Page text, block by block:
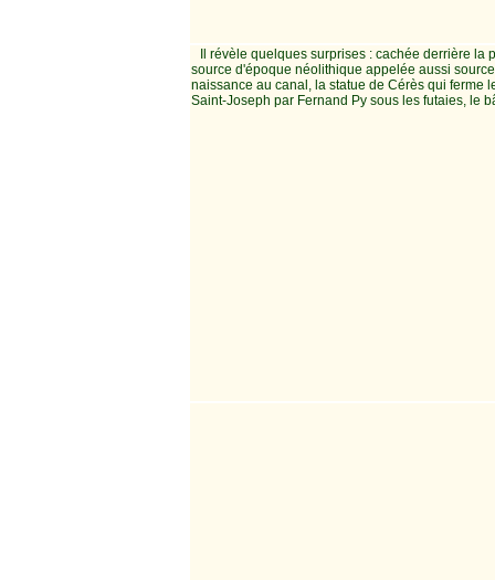
Il révèle quelques surprises : cachée derrière la
source d'époque néolithique appelée aussi
naissance au canal, la statue de Cérès qui ferme
Saint-Joseph par Fernand Py sous les futaies, le